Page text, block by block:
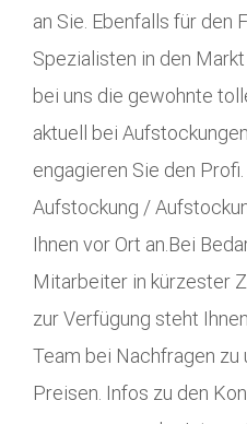
an Sie. Ebenfalls für den
Spezialisten in den
bei uns die gewohnte
aktuell bei
engagieren Sie den
Aufstockung /
Ihnen vor Ort an.Bei
Mitarbeiter in kürzester
zur Verfügung steht
Team bei Nachfragen zu
Preisen. Infos zu den